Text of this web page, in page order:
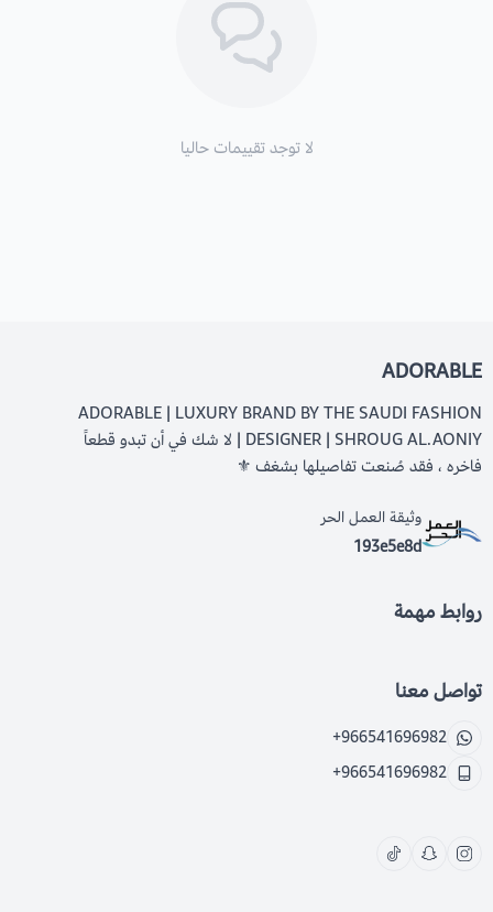
لا توجد تقييمات حاليا
ADORABLE
ADORABLE | LUXURY BRAND BY THE SAUDI FASHION
DESIGNER | SHROUG AL.AONIY | لا شك في أن تبدو قطعاً
فاخره ، فقد صُنعت تفاصيلها بشغف ⚜️
وثيقة العمل الحر
193e5e8d
روابط مهمة
تواصل معنا
+966541696982
+966541696982